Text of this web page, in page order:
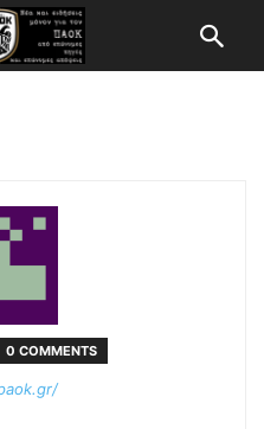
0 COMMENTS